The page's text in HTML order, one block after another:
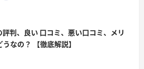
判、良い 口コミ、悪い口コミ、メリ
なの？ 【徹底解説】